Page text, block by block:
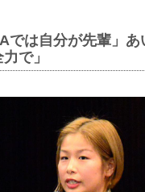
では自分が先輩」あ
で」